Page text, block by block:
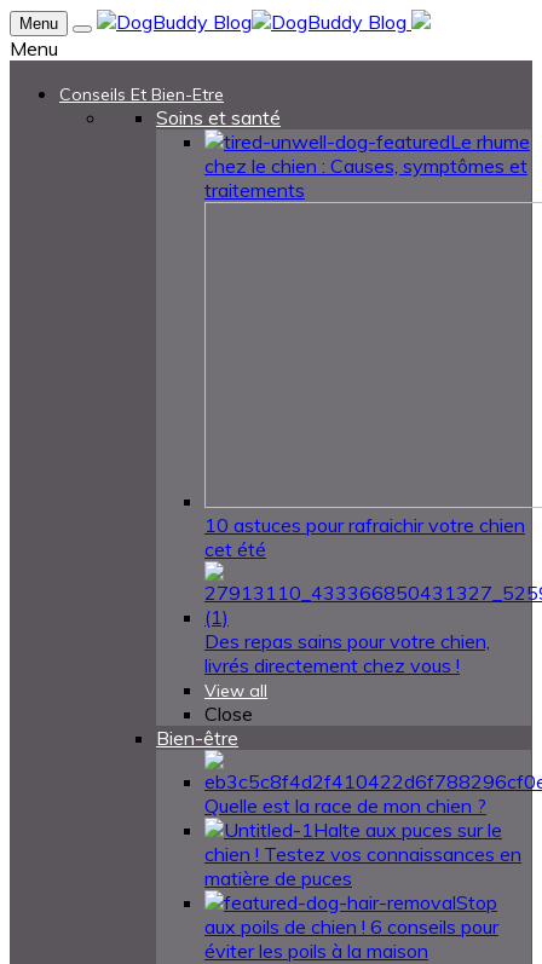
Menu
Menu
Conseils Et Bien-Etre
Soins et santé
Le rhume
chez le chien : Causes, symptômes et
traitements
10 astuces pour rafraichir votre chien
cet été
Des repas sains pour votre chien,
livrés directement chez vous !
View all
Close
Bien-être
Quelle est la race de mon chien ?
Halte aux puces sur le
chien ! Testez vos connaissances en
matière de puces
Stop
aux poils de chien ! 6 conseils pour
éviter les poils à la maison